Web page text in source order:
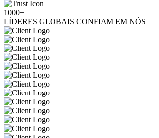
1000+
LÍDERES GLOBAIS CONFIAM EM NÓS